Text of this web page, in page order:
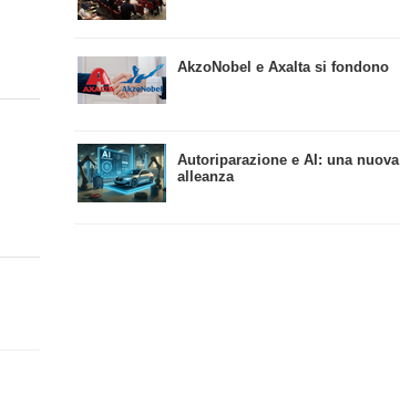
​AkzoNobel e Axalta si fondono
Autoriparazione e AI: una nuova
alleanza